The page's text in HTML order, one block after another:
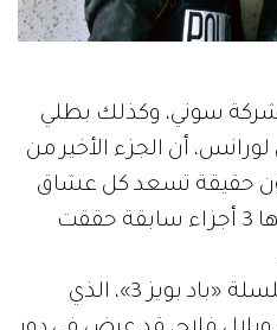
شركة سوني، وكذلك بطلي
أن الجزء الأخير من
حقيقة تسعد كل عشاق
هذه السلسلة التي أنتج منها 3 أجزاء سابقة حققت
وكان آخر جزء من هذه السلسلة «باد بويز 3»، الذي